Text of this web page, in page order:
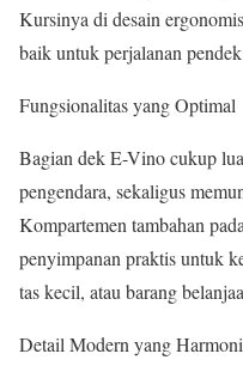
Kursinya di desain
baik untuk perjalanan
Fungsionalitas yang Optimal
Bagian dek E-Vino cukup
pengendara, sekaligus
Kompartemen tambahan
penyimpanan praktis untuk
tas kecil, atau barang
Detail Modern yang